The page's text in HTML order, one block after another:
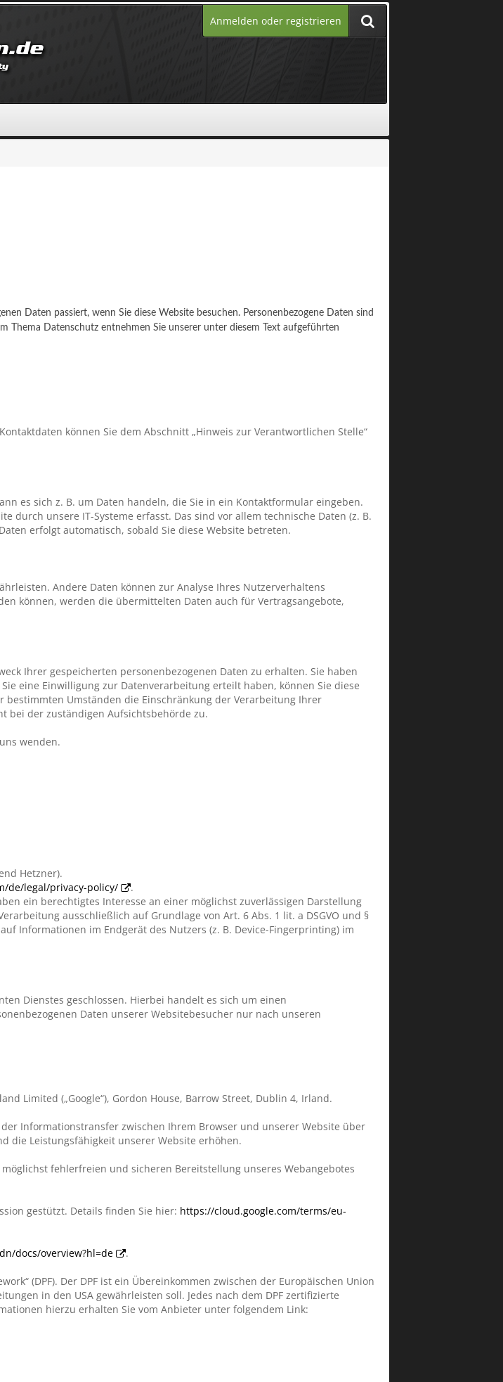
Anmelden oder registrieren
Daten passiert, wenn Sie diese Website besuchen. Personenbezogene Daten sind
Datenschutz entnehmen Sie unserer unter diesem Text aufgeführten
können Sie dem Abschnitt „Hinweis zur Verantwortlichen Stelle“
es sich z. B. um Daten handeln, die Sie in ein Kontaktformular eingeben.
durch unsere IT-Systeme erfasst. Das sind vor allem technische Daten (z. B.
erfolgt automatisch, sobald Sie diese Website betreten.
Andere Daten können zur Analyse Ihres Nutzerverhaltens
können, werden die übermittelten Daten auch für Vertragsangebote,
Ihrer gespeicherten personenbezogenen Daten zu erhalten. Sie haben
eine Einwilligung zur Datenverarbeitung erteilt haben, können Sie diese
Umständen die Einschränkung der Verarbeitung Ihrer
bei der zuständigen Aufsichtsbehörde zu.
wenden.
Hetzner).
de/legal/privacy-policy/
.
ein berechtigtes Interesse an einer möglichst zuverlässigen Darstellung
ausschließlich auf Grundlage von Art. 6 Abs. 1 lit. a DSGVO und §
Informationen im Endgerät des Nutzers (z. B. Device-Fingerprinting) im
Dienstes geschlossen. Hierbei handelt es sich um einen
Daten unserer Websitebesucher nur nach unseren
Limited („Google“), Gordon House, Barrow Street, Dublin 4, Irland.
Informationstransfer zwischen Ihrem Browser und unserer Website über
die Leistungsfähigkeit unserer Website erhöhen.
fehlerfreien und sicheren Bereitstellung unseres Webangebotes
gestützt. Details finden Sie hier: https://cloud.google.com/terms/eu-
docs/overview?hl=de .
(DPF). Der DPF ist ein Übereinkommen zwischen der Europäischen Union
in den USA gewährleisten soll. Jedes nach dem DPF zertifizierte
hierzu erhalten Sie vom Anbieter unter folgendem Link: